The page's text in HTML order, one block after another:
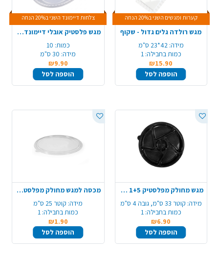
קערות ומגשים השני ב20% הנחה
מגש רולדה גלים גדול - שקוף
מידה: 42*23 ס"מ
כמות בחבילה: 1
₪15.90
הוספה לסל
צלחות דיימונד השני ב20% הנחה
מגש פלסטיק אובלי דיימונד 10 יח' - שקוף
כמות: 10
מידה: 30 ס"מ
₪9.90
הוספה לסל
מגש מחולק מפלסטיק 1+5 תאים קוטר 33 ס"מ
מידה: קוטר 33 ס"מ, גובה 4 ס"מ
כמות בחבילה: 1
₪6.90
הוספה לסל
מכסה למגש מחולק מפלסטיק 1+5 תאים 25 ס"מ
מידה: קוטר 25 ס"מ
כמות בחבילה: 1
₪1.90
הוספה לסל